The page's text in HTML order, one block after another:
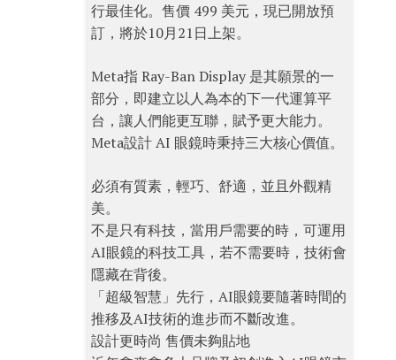
行最佳化。售價 499 美元，現已開放預
訂，將於10月21日上架。
Meta指 Ray-Ban Display 是其願景的一
部分，即建立以人為本的下一代運算平
台，讓人們能更互聯，賦予更大能力。
Meta設計 AI 眼鏡時秉持三大核心價值。
必須有質素，輕巧、舒適，並且外觀精
美。
不是只有科技，當用戶需要的時，可運用
AI眼鏡的科技工具，若不需要時，技術會
隱藏在背後。
「超級智慧」先行，AI眼鏡要隨著時間的
推移及AI技術的進步而不斷改進。
設計更時尚 售價未夠貼地